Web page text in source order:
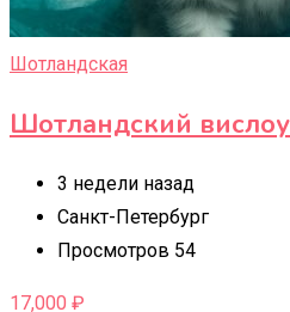
Шотландская
Шотландский
3 недели назад
Санкт-Петербург
Просмотров 54
17,000 ₽